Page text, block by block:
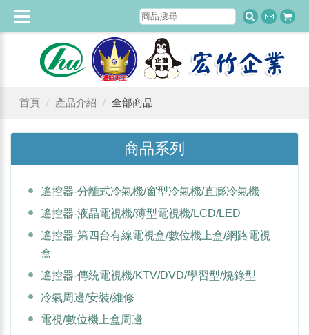
首頁 產品介紹 全部商品
商品系列
遙控器-分離式冷氣機/窗型冷氣機/直膨冷氣機
遙控器-液晶電視機/薄型電視機/LCD/LED
遙控器-第四台有線電視盒/數位機上盒/網路電視
盒
遙控器-傳統電視機/KTV/DVD/學習型/燒錄型
冷氣周邊/安裝/維修
電視/數位機上盒周邊